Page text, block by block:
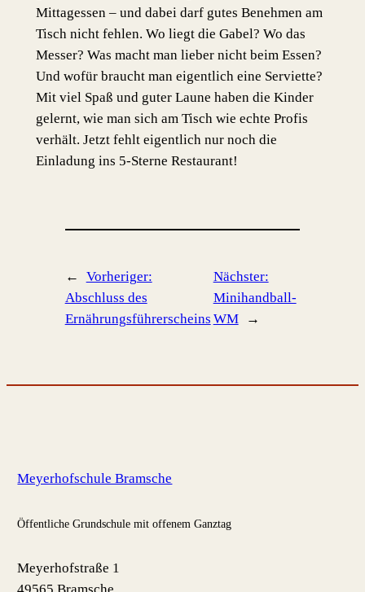
Mittagessen – und dabei darf gutes Benehmen am
Tisch nicht fehlen. Wo liegt die Gabel? Wo das
Messer? Was macht man lieber nicht beim Essen?
Und wofür braucht man eigentlich eine Serviette?
Mit viel Spaß und guter Laune haben die Kinder
gelernt, wie man sich am Tisch wie echte Profis
verhält. Jetzt fehlt eigentlich nur noch die
Einladung ins 5-Sterne Restaurant!
←
Vorheriger:
Abschluss des
Ernährungsführerscheins
Nächster:
Minihandball-
WM
→
Meyerhofschule Bramsche
Öffentliche Grundschule mit offenem Ganztag
Meyerhofstraße 1